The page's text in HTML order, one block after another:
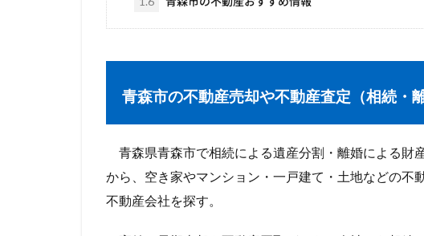
青森市の不動産売却や不動産査定（相続・
青森県青森市で相続による遺産分割・離婚による財
から、空き家やマンション・一戸建て・土地などの不
不動産会社を探す。